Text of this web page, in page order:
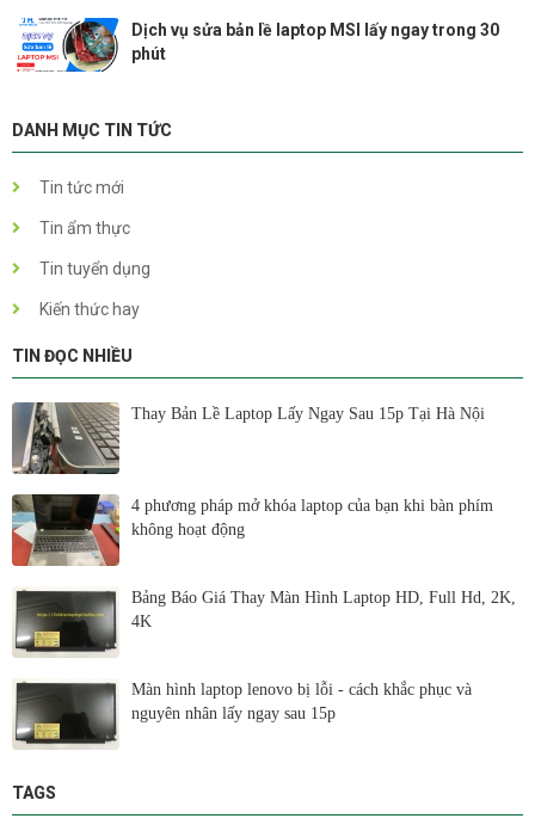
Dịch vụ sửa bản lề laptop MSI lấy ngay trong 30
phút
DANH MỤC TIN TỨC
Tin tức mới
Tin ẩm thực
Tin tuyển dụng
Kiến thức hay
TIN ĐỌC NHIỀU
Thay Bản Lề Laptop Lấy Ngay Sau 15p Tại Hà Nội
4 phương pháp mở khóa laptop của bạn khi bàn phím
không hoạt động
Bảng Báo Giá Thay Màn Hình Laptop HD, Full Hd, 2K,
4K
Màn hình laptop lenovo bị lỗi - cách khắc phục và
nguyên nhân lấy ngay sau 15p
TAGS